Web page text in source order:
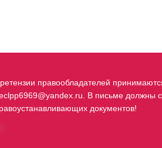
правообладателей
В письме должны
документов!